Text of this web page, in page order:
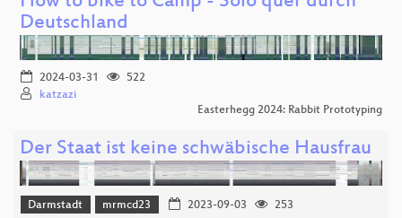
Deutschland
2024-03-31
522
katzazi
Easterhegg 2024: Rabbit Prototyping
Der Staat ist keine schwäbische Hausfrau
Darmstadt mrmcd23 2023-09-03
253